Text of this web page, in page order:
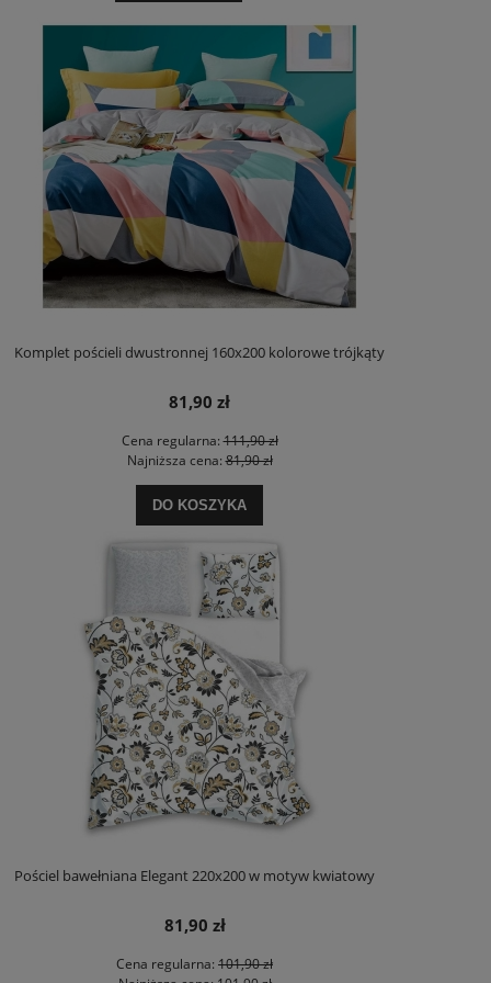
Komplet pościeli dwustronnej 160x200 kolorowe trójkąty
81,90 zł
Cena regularna:111,90 zł
Najniższa cena:81,90 zł
DO KOSZYKA
Pościel bawełniana Elegant 220x200 w motyw kwiatowy
81,90 zł
Cena regularna: 101,90 zł